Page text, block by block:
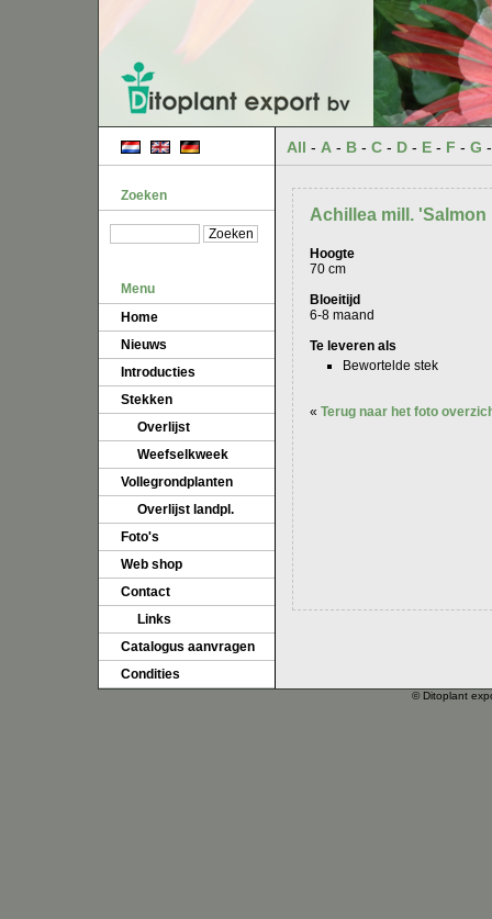
Zoeken
Menu
Home
Nieuws
Introducties
Stekken
Overlijst
Weefselkweek
Vollegrondplanten
Overlijst landpl.
Foto's
Web shop
Contact
Links
Catalogus aanvragen
Condities
All - A - B - C - D - E - F - G
Achillea mill. 'Salmon
Hoogte
70 cm
Bloeitijd
6-8 maand
Te leveren als
Bewortelde stek
« Terug naar het foto
© Ditoplant